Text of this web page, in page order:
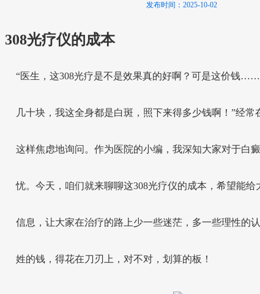
发布时间：2025-10-02
308光疗仪的成本
“医生，这308光疗是不是效果真的好啊？可是这价钱
几十块，我这全身都是白斑，照下来得多少钱啊！”经常
这样焦虑地询问。作为医院的小编，我深知大家对于白
忧。今天，咱们就来聊聊这308光疗仪的成本，希望能给
信息，让大家在治疗的路上少一些迷茫，多一些理性的
姓的钱，得花在刀刃上，对不对，划算的板！